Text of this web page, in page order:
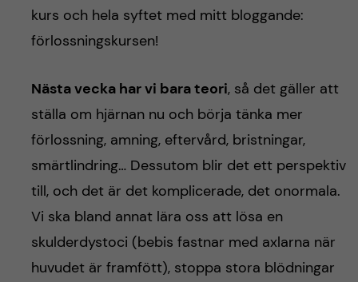
kurs och hela syftet med mitt bloggande:
förlossningskursen!
Nästa vecka har vi bara teori, så det gäller att
ställa om hjärnan nu och börja tänka mer
förlossning, amning, eftervård, bristningar,
smärtlindring… Dessutom blir det ett perspektiv
till, och det är det komplicerade, det onormala.
Vi ska bland annat lära oss att lösa en
skulderdystoci (bebis fastnar med axlarna när
huvudet är framfött), stoppa stora blödningar